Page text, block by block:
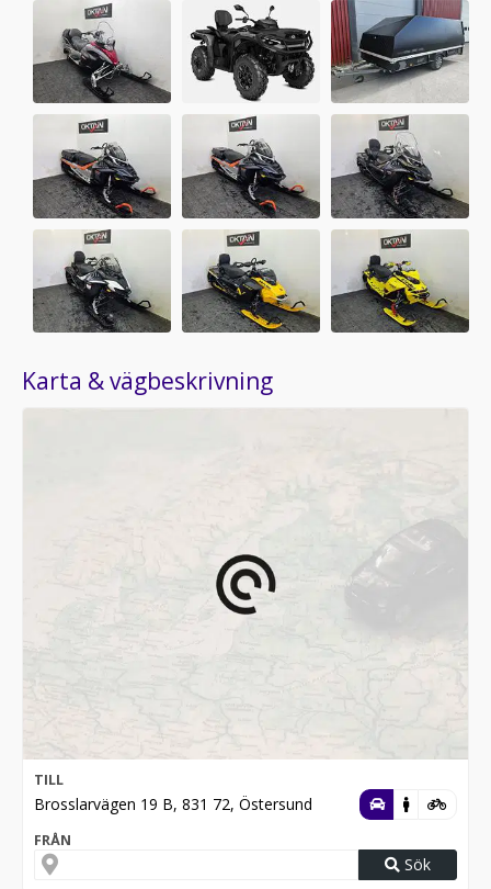
Karta & vägbeskrivning
TILL
Brosslarvägen 19 B, 831 72, Östersund
FRÅN
Sök